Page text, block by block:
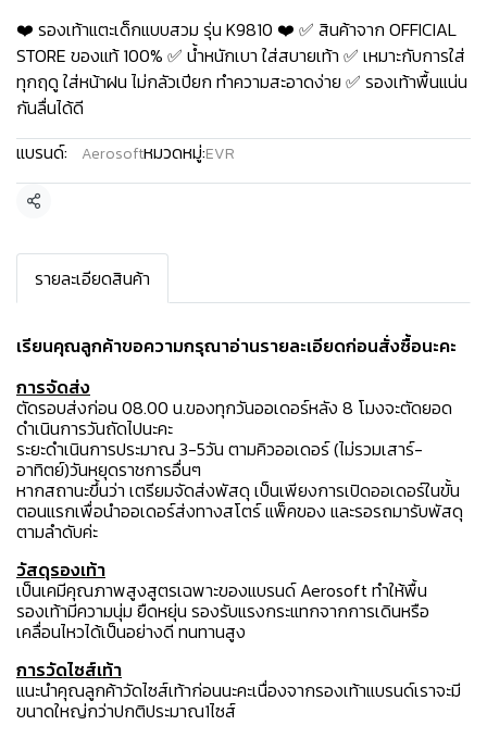
❤️ รองเท้าแตะเด็กแบบสวม รุ่น K9810 ❤️ ✅ สินค้าจาก OFFICIAL
STORE ของแท้ 100% ✅ น้ำหนักเบา ใส่สบายเท้า ✅ เหมาะกับการใส่
ทุกฤดู ใส่หน้าฝน ไม่กลัวเปียก ทำความสะอาดง่าย ✅ รองเท้าพื้นแน่น
กันลื่นได้ดี
แบรนด์:
Aerosoftหมวดหมู่:EVR
แชร์
รายละเอียดสินค้า
เรียนคุณลูกค้าขอความกรุณาอ่านรายละเอียดก่อนสั่งซื้อนะคะ️
การจัดส่ง
ตัดรอบส่งก่อน 08.00 น.ของทุกวันออเดอร์หลัง 8 โมงจะตัดยอด
ดำเนินการวันถัดไปนะคะ
ระยะดำเนินการประมาณ 3-5วัน ตามคิวออเดอร์ (ไม่รวมเสาร์-
อาทิตย์)วันหยุดราชการอื่นๆ
หากสถานะขึ้นว่า เตรียมจัดส่งพัสดุ เป็นเพียงการเปิดออเดอร์ในขั้น
ตอนแรกเพื่อนำออเดอร์ส่งทางสโตร์ แพ็คของ และรอรถมารับพัสดุ
ตามลำดับค่ะ
วัสดุรองเท้า
เป็นเคมีคุณภาพสูงสูตรเฉพาะของแบรนด์ Aerosoft ทำให้พื้น
รองเท้ามีความนุ่ม ยืดหยุ่น รองรับแรงกระแทกจากการเดินหรือ
เคลื่อนไหวได้เป็นอย่างดี ทนทานสูง
การวัดไซส์เท้า
แนะนำคุณลูกค้าวัดไซส์เท้าก่อนนะคะเนื่องจากรองเท้าแบรนด์เราจะมี
ขนาดใหญ่กว่าปกติประมาณ1ไซส์